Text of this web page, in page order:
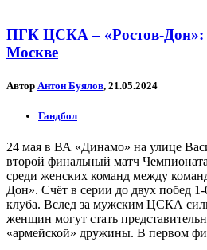
ПГК ЦСКА – «Ростов-
Москве
Автор Антон Буялов, 21.05.2024
Гандбол
24 мая в ВА «Динамо» на улице
второй финальный матч
среди женских команд между
Дон». Счёт в серии до двух побед 1-
клуба. Вслед за мужским ЦСКА
женщин могут стать
«армейской» дружины. В первом